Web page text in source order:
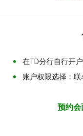
在TD分行自行开
账户权限选择：
预约会